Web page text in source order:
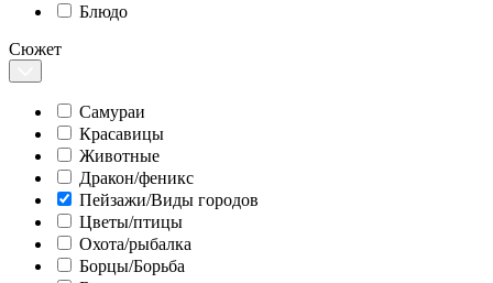
Блюдо
Сюжет
Самураи
Красавицы
Животные
Дракон/феникс
Пейзажи/Виды городов
Цветы/птицы
Охота/рыбалка
Борцы/Борьба